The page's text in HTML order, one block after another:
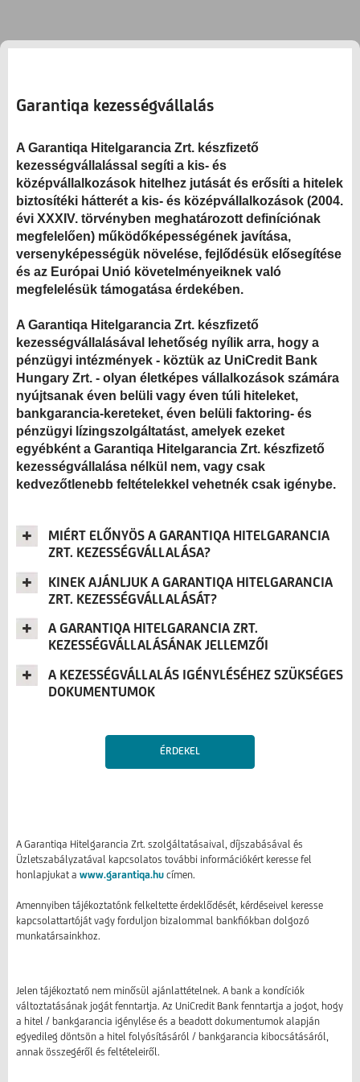
Garantiqa kezességvállalás
A Garantiqa Hitelgarancia Zrt. készfizető
kezességvállalással segíti a kis- és
középvállalkozások hitelhez jutását és erősíti a hitelek
biztosítéki hátterét a kis- és középvállalkozások (2004.
évi XXXIV. törvényben meghatározott definíciónak
megfelelően) működőképességének javítása,
versenyképességük növelése, fejlődésük elősegítése
és az Európai Unió követelményeiknek való
megfelelésük támogatása érdekében.
A Garantiqa Hitelgarancia Zrt. készfizető
kezességvállalásával lehetőség nyílik arra, hogy a
pénzügyi intézmények - köztük az UniCredit Bank
Hungary Zrt. - olyan életképes vállalkozások számára
nyújtsanak éven belüli vagy éven túli hiteleket,
bankgarancia-kereteket, éven belüli faktoring- és
pénzügyi lízingszolgáltatást, amelyek ezeket
egyébként a Garantiqa Hitelgarancia Zrt. készfizető
kezességvállalása nélkül nem, vagy csak
kedvezőtlenebb feltételekkel vehetnék csak igénybe.
MIÉRT ELŐNYÖS A GARANTIQA HITELGARANCIA
ZRT. KEZESSÉGVÁLLALÁSA?
KINEK AJÁNLJUK A GARANTIQA HITELGARANCIA
ZRT. KEZESSÉGVÁLLALÁSÁT?
A GARANTIQA HITELGARANCIA ZRT.
KEZESSÉGVÁLLALÁSÁNAK JELLEMZŐI
A KEZESSÉGVÁLLALÁS IGÉNYLÉSÉHEZ SZÜKSÉGES
DOKUMENTUMOK
ÉRDEKEL
A Garantiqa Hitelgarancia Zrt. szolgáltatásaival, díjszabásával és
Üzletszabályzatával kapcsolatos további információkért keresse fel
honlapjukat a www.garantiqa.hu címen.
Amennyiben tájékoztatónk felkeltette érdeklődését, kérdéseivel keresse
kapcsolattartóját vagy forduljon bizalommal bankfiókban dolgozó
munkatársainkhoz.
Jelen tájékoztató nem minősül ajánlattételnek. A bank a kondíciók
változtatásának jogát fenntartja. Az UniCredit Bank fenntartja a jogot, hogy
a hitel / bankgarancia igénylése és a beadott dokumentumok alapján
egyedileg döntsön a hitel folyósításáról / bankgarancia kibocsátásáról,
annak összegéről és feltételeiről.